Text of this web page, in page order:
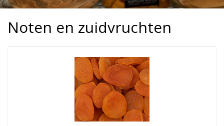
Noten en zuidvruchten